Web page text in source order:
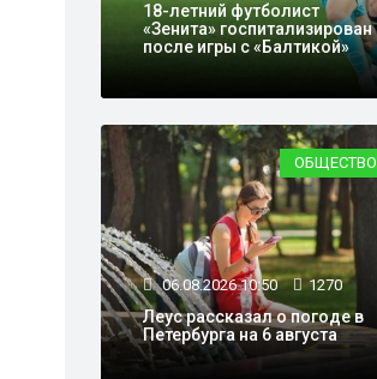
18-летний футболист
«Зенита» госпитализирован
после игры с «Балтикой»
ОБЩЕСТВО
06.08.2026 10:50 1270
Леус рассказал о погоде в
Петербурга на 6 августа